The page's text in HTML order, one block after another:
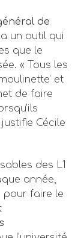
de
un outil qui
que le
« Tous les
et
de faire
Cécile
des L1
année,
pour faire le